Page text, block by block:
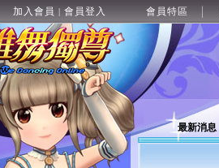
加入會員 | 會員登入 會員特區
最新消息